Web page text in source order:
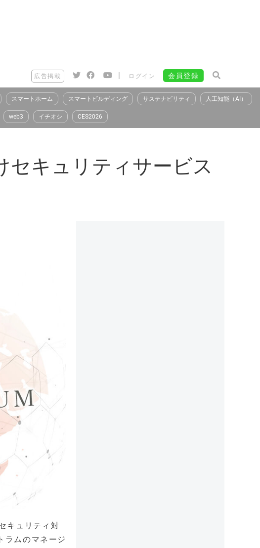
広告掲載 | ログイン 会員登録
スマートホーム スマートビルディング サステナビリティ 人工知能（AI）
web3 イチオシ CES2026
キュリティサービス
キュリティ対
ラムのマネージ